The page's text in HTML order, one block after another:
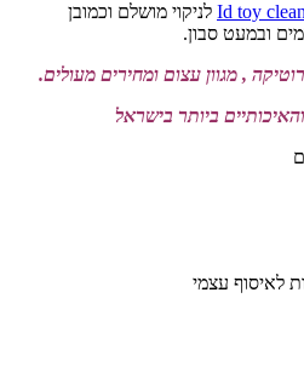
Id toy לניקוי מושלם וכמובן
ובמעט סבון.
, מגוון עצום ומחירים מעולים.
ביותר בישראל